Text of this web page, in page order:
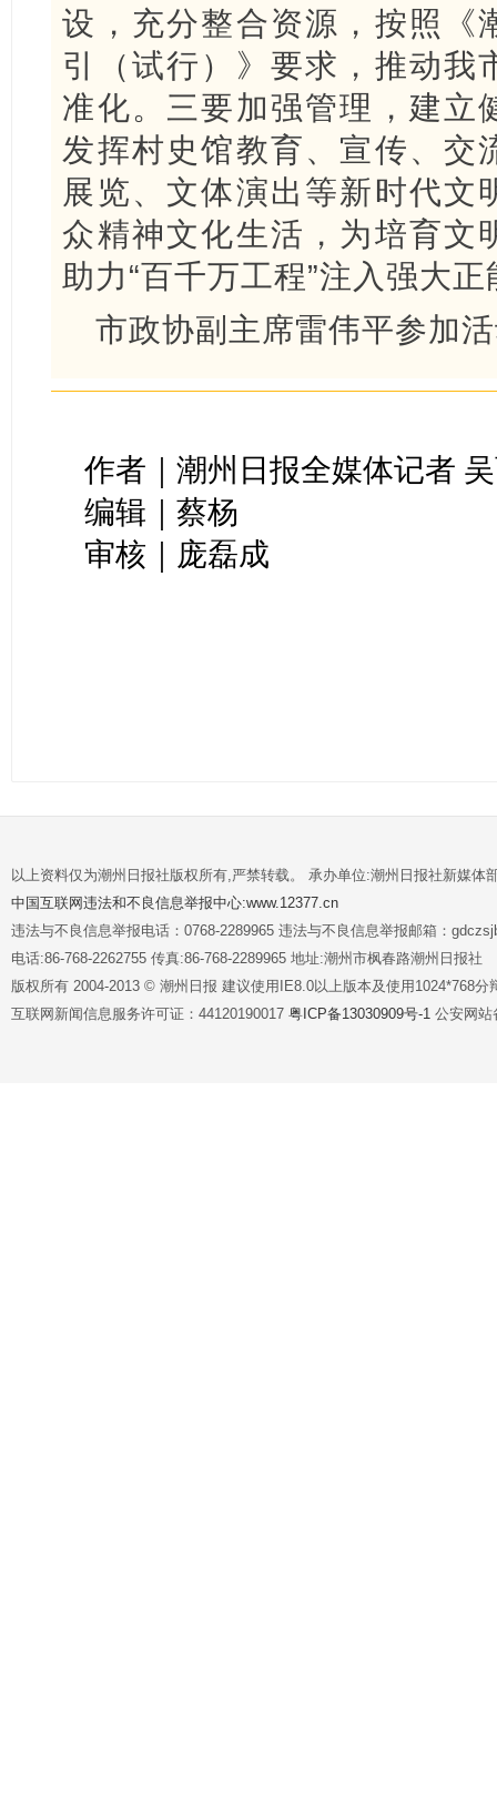
设，充分整合资源，按照《
引（试行）》要求，推动我
准化。三要加强管理，建立
发挥村史馆教育、宣传、交
展览、文体演出等新时代文
众精神文化生活，为培育文
助力“百千万工程”注入强大
市政协副主席雷伟平参加
作者｜潮州日报全媒体记者
编辑｜蔡杨
审核｜庞磊成
以上资料仅为潮州日报社版权所有,严禁转载。 承办单位:潮州日报社新媒体
中国互联网违法和不良信息举报中心:www.12377.cn
违法与不良信息举报电话：0768-2289965 违法与不良信息举报邮箱：
电话:86-768-2262755 传真:86-768-2289965 地址:潮州市枫春路潮州日报社
版权所有 2004-2013 © 潮州日报 建议使用IE8.0以上版本及使用1024*768分
互联网新闻信息服务许可证：44120190017 粤ICP备13030909号-1 公安网站